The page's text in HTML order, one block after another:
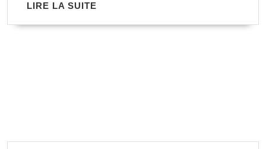
film
ostreo-
LIRE LA SUITE